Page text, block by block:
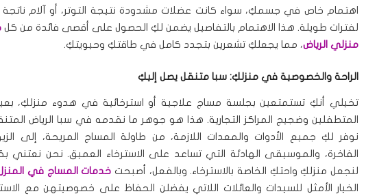
اهتمام خاص في جسمكِ، سواء كانت عضلات مشدودة نتيجة التوتر، أو آلام
لفترات طويلة. هذا الاهتمام بالتفاصيل يضمن لكِ الحصول على أقصى فائدة من كل
منزلي الرياض، مما يجعلكِ تشعرين بتجدد كامل في طاقتكِ وحيويتكِ.
الراحة والخصوصية في منزلكِ: سبا متنقل يصل إليكِ
تخيلي أنكِ تستمتعين بجلسة مساج علاجية أو استرخائية في هدوء منزلكِ،
المتطفلين وضجيج المراكز التجارية. هذا هو جوهر ما نقدمه في سبا الرياض
نوفر لكِ جميع الأدوات والمعدات اللازمة، من طاولة المساج المريحة، إلى
الفاخرة، والموسيقى الهادئة التي تساعد على الاسترخاء العميق. نحن نعتني
لنجعل منزلكِ واحتكِ الخاصة بالاسترخاء. وبالفعل، أصبحت خدمات المساج في المنزل
الخيار الأمثل للسيدات والعائلات اللاتي يفضلن الحفاظ على خصوصيتهن مع